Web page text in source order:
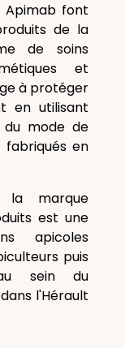
Apimab font
de la
de soins
et
à protéger
en utilisant
du mode de
fabriqués en
marque
est une
apicoles
puis
sein du
l'Hérault